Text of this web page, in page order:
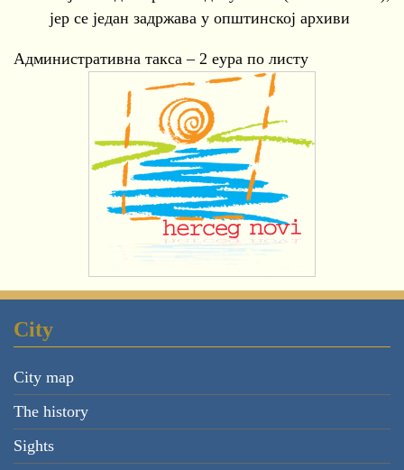
јер се један задржава у општинској архиви
Административна такса – 2 еура по листу
City
City map
The history
Sights